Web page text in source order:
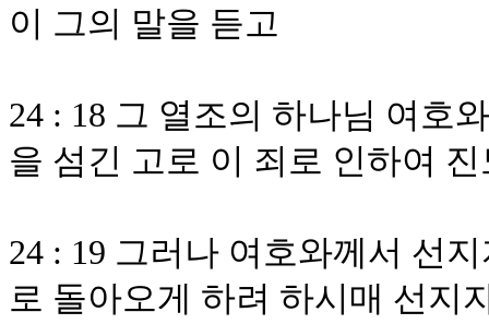
이 그의 말을 듣고
24 : 18 그 열조의 하나님 여호
을 섬긴 고로 이 죄로 인하여
24 : 19 그러나 여호와께서 선
로 돌아오게 하려 하시매 선지